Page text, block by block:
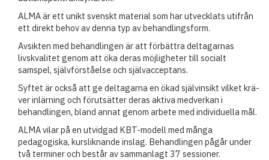
ALMA är ett unikt svenskt material som har utvecklats utifrån
ett direkt behov av denna typ av behandlingsform.
Avsikten med behandlingen är att förbättra deltagarnas
livskvalitet genom att öka deras möjligheter till socialt
samspel, självför­ståelse och självacceptans.
Syftet är också att ge deltagarna en ökad självinsikt vilket krä­
ver inlärning och förutsätter deras aktiva medverkan i
behandlingen, bland annat genom arbete med individuella mål.
ALMA vilar på en utvidgad KBT-modell med många
pedagogiska, kursliknande inslag. Behandlingen pågår under
två terminer och består av sammanlagt 37 sessioner.